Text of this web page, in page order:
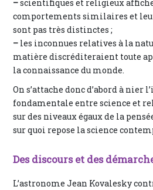
–scientifiques et religieux
comportements similaires et
sont pas très distinctes ;
– les inconnues relatives à la
matière discréditeraient toute
la connaissance du monde.
On s’attache donc d’abord à
fondamentale entre science et
sur des niveaux égaux de la
sur quoi repose la science
Des discours et des
L’astronome Jean Kovalesky